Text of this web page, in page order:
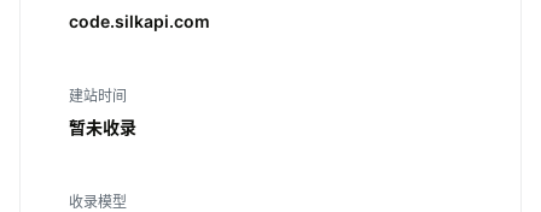
code.silkapi.com
建站时间
暂未收录
收录模型